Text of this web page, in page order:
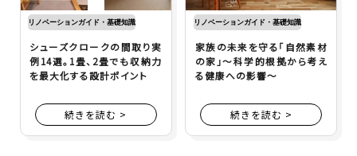
リノベーションガイド・基礎知識
シューズクロークの間取り実
例14選。1畳、2畳でも収納力
を最大化する設計ポイント
続きを読む >
リノベーションガイド・基礎知識
家族の未来を守る「自然素材
の家」～科学的根拠から考え
る健康への影響～
続きを読む >